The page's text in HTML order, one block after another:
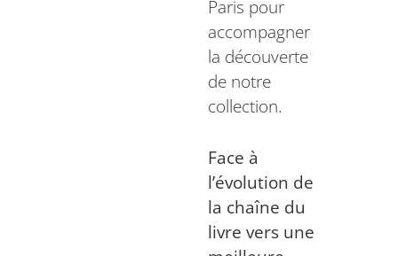
Paris pour
accompagner
la découverte
de notre
collection.
Face à
l’évolution de
la chaîne du
livre vers une